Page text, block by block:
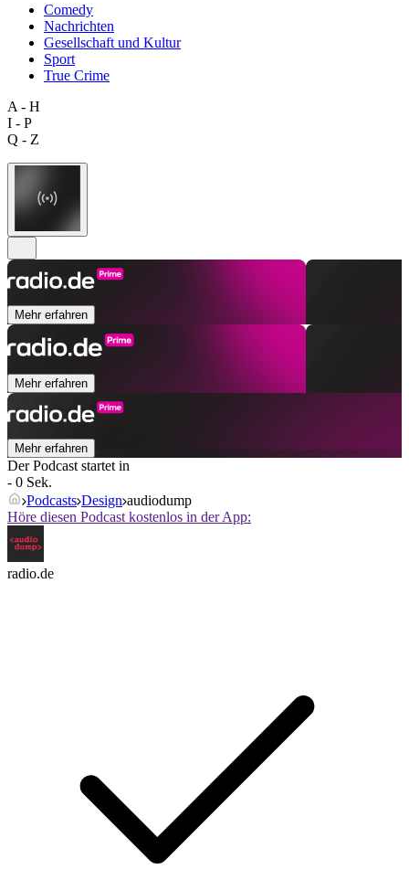
Comedy
Nachrichten
Gesellschaft und Kultur
Sport
True Crime
A - H
I - P
Q - Z
Mehr erfahren
Mehr erfahren
Mehr erfahren
Der Podcast startet in
- 0 Sek.
Podcasts Design audiodump
Höre diesen Podcast kostenlos in der App:
radio.de